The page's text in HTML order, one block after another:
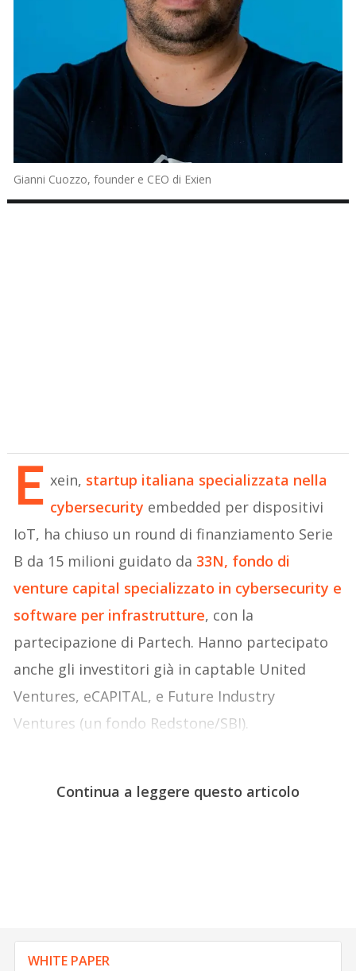
Gianni Cuozzo, founder e CEO di Exien
E xein, startup italiana specializzata nella
cybersecurity embedded per dispositivi
IoT, ha chiuso un round di finanziamento Serie
B da 15 milioni guidato da 33N, fondo di
venture capital specializzato in cybersecurity e
software per infrastrutture, con la
partecipazione di Partech. Hanno partecipato
anche gli investitori già in captable United
Ventures, eCAPITAL, e Future Industry
Ventures (un fondo Redstone/SBI).
Continua a leggere questo articolo
WHITE PAPER